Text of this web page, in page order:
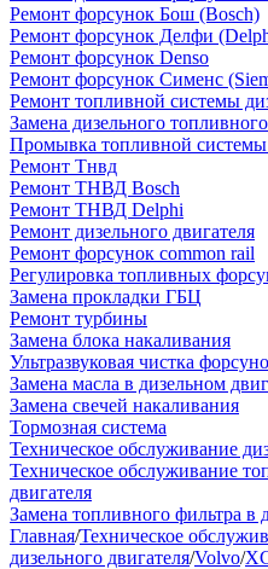
Ремонт форсунок Бош (Bosch)
Ремонт форсунок Делфи
Ремонт форсунок Denso
Ремонт форсунок Сименс
Ремонт топливной системы
Замена дизельного
Промывка топливной системы
Ремонт Тнвд
Ремонт ТНВД Bosch
Ремонт ТНВД Delphi
Ремонт дизельного двигателя
Ремонт форсунок common rail
Регулировка топливных
Замена прокладки ГБЦ
Ремонт турбины
Замена блока накаливания
Ультразвуковая чистка
Замена масла в дизельном
Замена свечей накаливания
Тормозная система
Техническое обслуживание
Техническое обслуживание
двигателя
Замена топливного фильтра в
Главная/Техническое
дизельного двигателя/Volvo/